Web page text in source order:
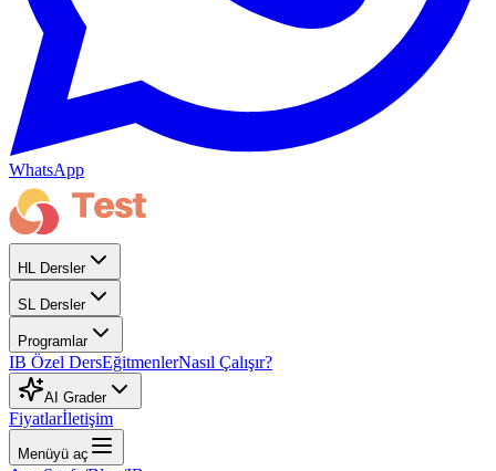
WhatsApp
HL Dersler
SL Dersler
Programlar
IB Özel DersEğitmenlerNasıl Çalışır?
AI Grader
Fiyatlarİletişim
Menüyü aç